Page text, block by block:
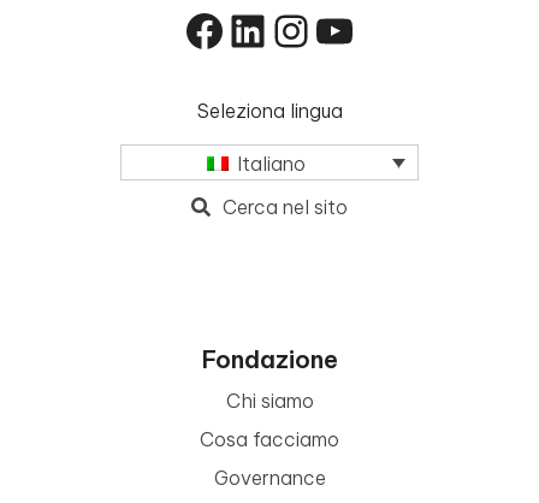
Facebook
LinkedIn
Instagram
YouTube
Seleziona lingua
Italiano
Cerca nel sito
Fondazione
Chi siamo
Cosa facciamo
Governance